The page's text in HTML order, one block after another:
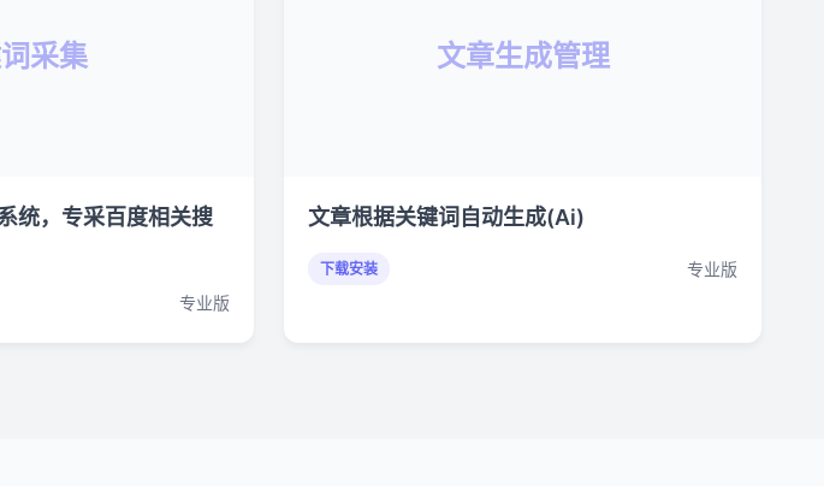
采集
统，专采百度相关搜
专业版
文章生成管理
文章根据关键词自动生成(Ai)
下载安装 专业版